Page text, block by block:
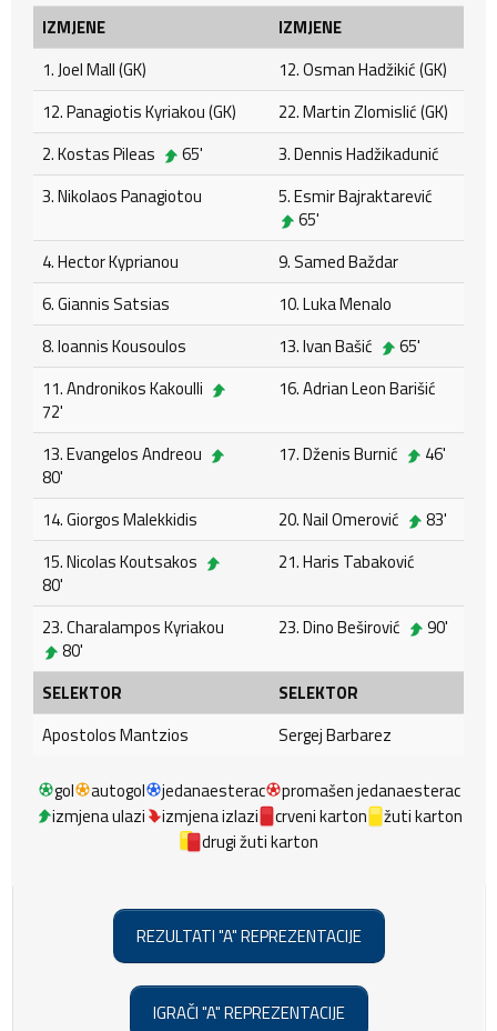
IZMJENE
IZMJENE
1. Joel Mall (GK)
12. Osman Hadžikić (GK)
12. Panagiotis Kyriakou (GK)
22. Martin Zlomislić (GK)
2. Kostas Pileas
65'
3. Dennis Hadžikadunić
3. Nikolaos Panagiotou
5. Esmir Bajraktarević
65'
4. Hector Kyprianou
9. Samed Baždar
6. Giannis Satsias
10. Luka Menalo
8. Ioannis Kousoulos
13. Ivan Bašić
65'
11. Andronikos Kakoulli
72'
16. Adrian Leon Barišić
13. Evangelos Andreou
80'
17. Dženis Burnić 46'
14. Giorgos Malekkidis 20. Nail Omerović
83'
15. Nicolas Koutsakos
80'
21. Haris Tabaković
23. Charalampos Kyriakou
80'
23. Dino Beširović 90'
SELEKTOR
SELEKTOR
Apostolos Mantzios
Sergej Barbarez
gol autogol jedanaesterac
promašen jedanaesterac
izmjena ulazi
izmjena izlazi crveni karton
žuti karton
drugi žuti karton
REZULTATI "A" REPREZENTACIJE
IGRAČI "A" REPREZENTACIJE